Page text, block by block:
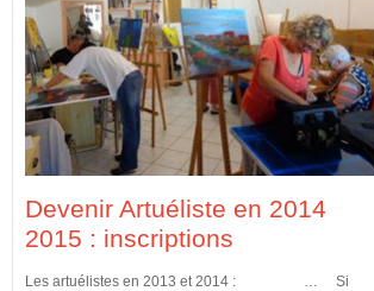
Devenir Artuéliste en 2014
2015 : inscriptions
Les artuélistes en 2013 et 2014 : … Si